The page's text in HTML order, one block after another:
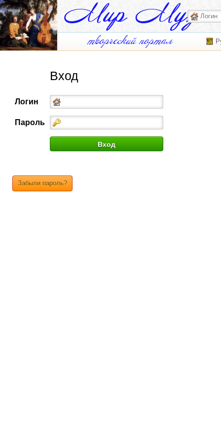
Вход
Логин
Пароль
Забыли пароль?